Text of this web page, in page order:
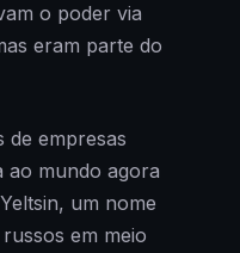
o poder via
eram parte do
de empresas
ao mundo agora
um nome
em meio